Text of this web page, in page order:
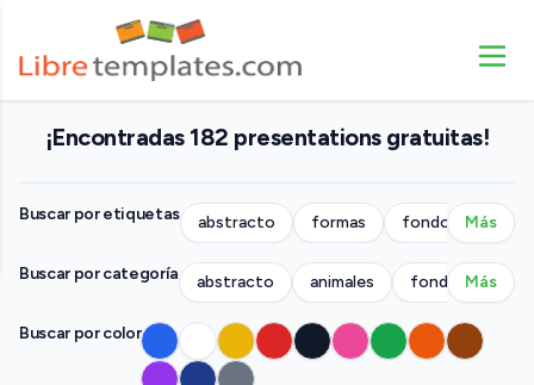
¡Encontradas 182 presentations gratuitas!
Buscar por etiquetas abstracto formas fondo gente
Más
Buscar por categoría abstracto animales fondosMás
Buscar por color